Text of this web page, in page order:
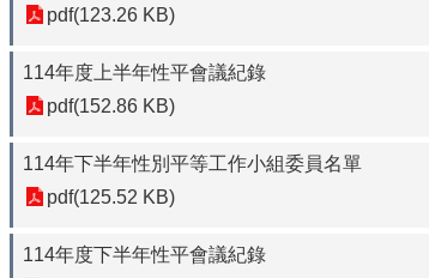
pdf(123.26 KB)
114年度上半年性平會議紀錄
pdf(152.86 KB)
114年下半年性別平等工作小組委員名單
pdf(125.52 KB)
114年度下半年性平會議紀錄